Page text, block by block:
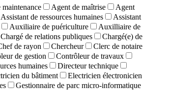
maintenance Agent de maîtrise
Agent
Assistant de ressources humaines
Assistant
Auxiliaire de puériculture
Auxilliaire de
Chargé de relations publiques
Chargé(e) de
de rayon Chercheur
Clerc de notaire
de gestion
Contrôleur de travaux
humaines
Directeur technique
du bâtiment
Electricien électronicien
Gestionnaire de parc micro-informatique